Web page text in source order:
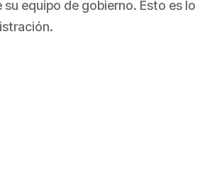
equipo de gobierno. Esto es lo